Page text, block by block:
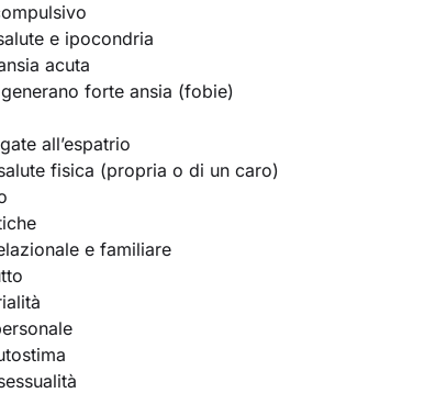
e ipocondria
acuta
forte ansia (fobie)
all’espatrio
fisica (propria o di un caro)
e familiare